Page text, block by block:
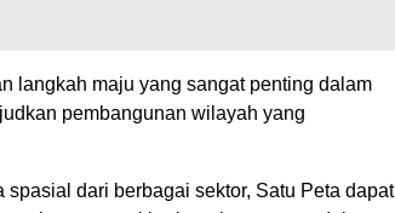
langkah maju yang sangat penting dalam
pembangunan wilayah yang
spasial dari berbagai sektor, Satu Peta dapat